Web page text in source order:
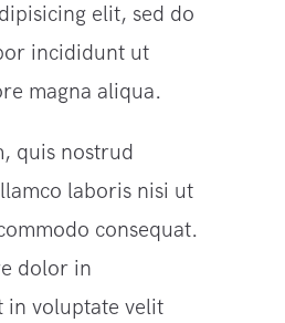
elit, sed do
incididunt ut
magna aliqua.
quis nostrud
laboris nisi ut
consequat.
dolor in
in voluptate velit